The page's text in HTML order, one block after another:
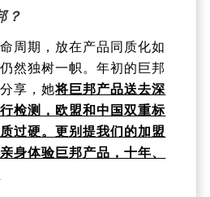
？
周期，放在产品同质化如
然独树一帜。年初的巨邦
享，她将巨邦产品送去深
检测，欧盟和中国双重标
过硬。更别提我们的加盟
身体验巨邦产品，十年、